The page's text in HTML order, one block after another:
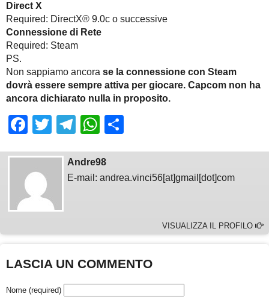
Direct X
Required: DirectX® 9.0c o successive
Connessione di Rete
Required: Steam
PS.
Non sappiamo ancora se la connessione con Steam
dovrà essere sempre attiva per giocare. Capcom non ha
ancora dichiarato nulla in proposito.
Facebook
TwitterTelegram
WhatsApp
Andre98
E-mail: andrea.vinci56[at]gmail[dot]com
VISUALIZZA IL PROFILO
LASCIA UN COMMENTO
Nome (required)